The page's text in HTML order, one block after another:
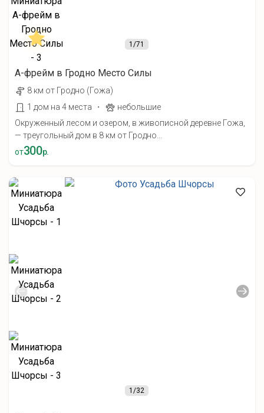
1/71
A-фрейм в Гродно Место Силы
8 км от Гродно (Гожа)
1 дом на 4 места
·
небольшие
Окруженный лесом и озером, в живописной деревне Гожа,
— треугольный дом в 8 км от Гродно...
от300р.
1/32